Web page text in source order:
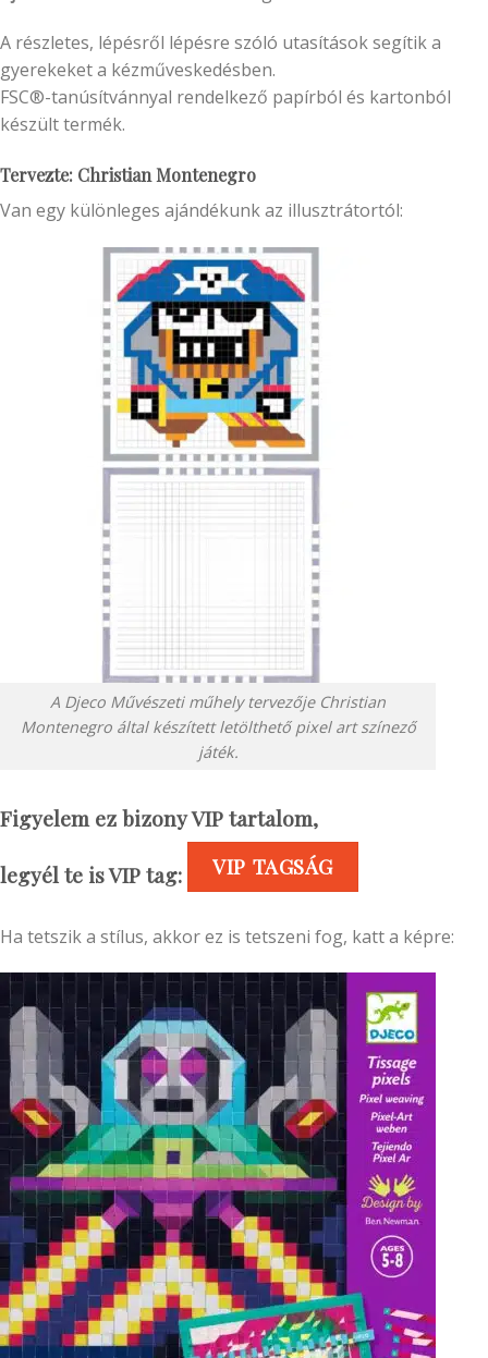
A részletes, lépésről lépésre szóló utasítások segítik a
gyerekeket a kézműveskedésben.
FSC®-tanúsítvánnyal rendelkező papírból és kartonból
készült termék.
Tervezte: Christian Montenegro
Van egy különleges ajándékunk az illusztrátortól:
A Djeco Művészeti műhely tervezője Christian
Montenegro által készített letölthető pixel art színező
játék.
Figyelem ez bizony VIP tartalom,
legyél te is VIP tag:
VIP TAGSÁG
Ha tetszik a stílus, akkor ez is tetszeni fog, katt a képre: